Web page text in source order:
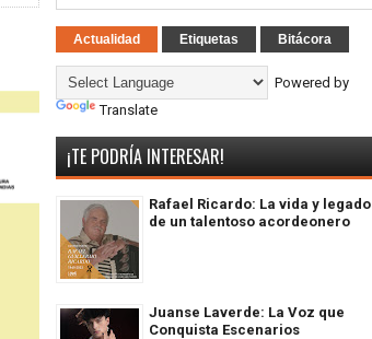
Actualidad Etiquetas Bitácora
Powered by
Translate
¡TE PODRÍA INTERESAR!
Rafael Ricardo: La vida y legado
de un talentoso acordeonero
Juanse Laverde: La Voz que
Conquista Escenarios